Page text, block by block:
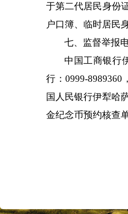
于第二代居民身份
户口簿、临时居民
七、 监督举报
中国工商银行
行：0999-
国人民银行伊犁哈
金纪念币预约核查